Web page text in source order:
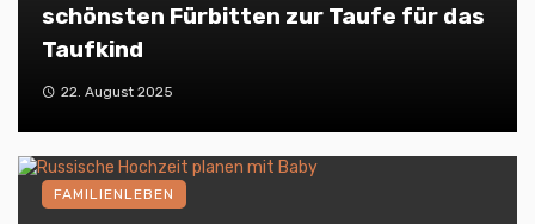
schönsten Fürbitten zur Taufe für das
Taufkind
22. August 2025
FAMILIENLEBEN